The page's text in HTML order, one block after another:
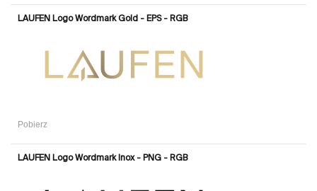
LAUFEN Logo Wordmark Gold - EPS - RGB
Pobierz
LAUFEN Logo Wordmark Inox - PNG - RGB